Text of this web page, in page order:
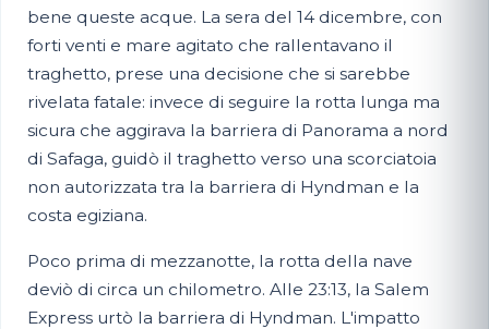
bene queste acque. La sera del 14 dicembre, con
forti venti e mare agitato che rallentavano il
traghetto, prese una decisione che si sarebbe
rivelata fatale: invece di seguire la rotta lunga ma
sicura che aggirava la barriera di Panorama a nord
di Safaga, guidò il traghetto verso una scorciatoia
non autorizzata tra la barriera di Hyndman e la
costa egiziana.
Poco prima di mezzanotte, la rotta della nave
deviò di circa un chilometro. Alle 23:13, la Salem
Express urtò la barriera di Hyndman. L'impatto